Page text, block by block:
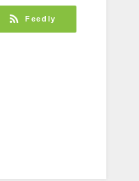
Feedly